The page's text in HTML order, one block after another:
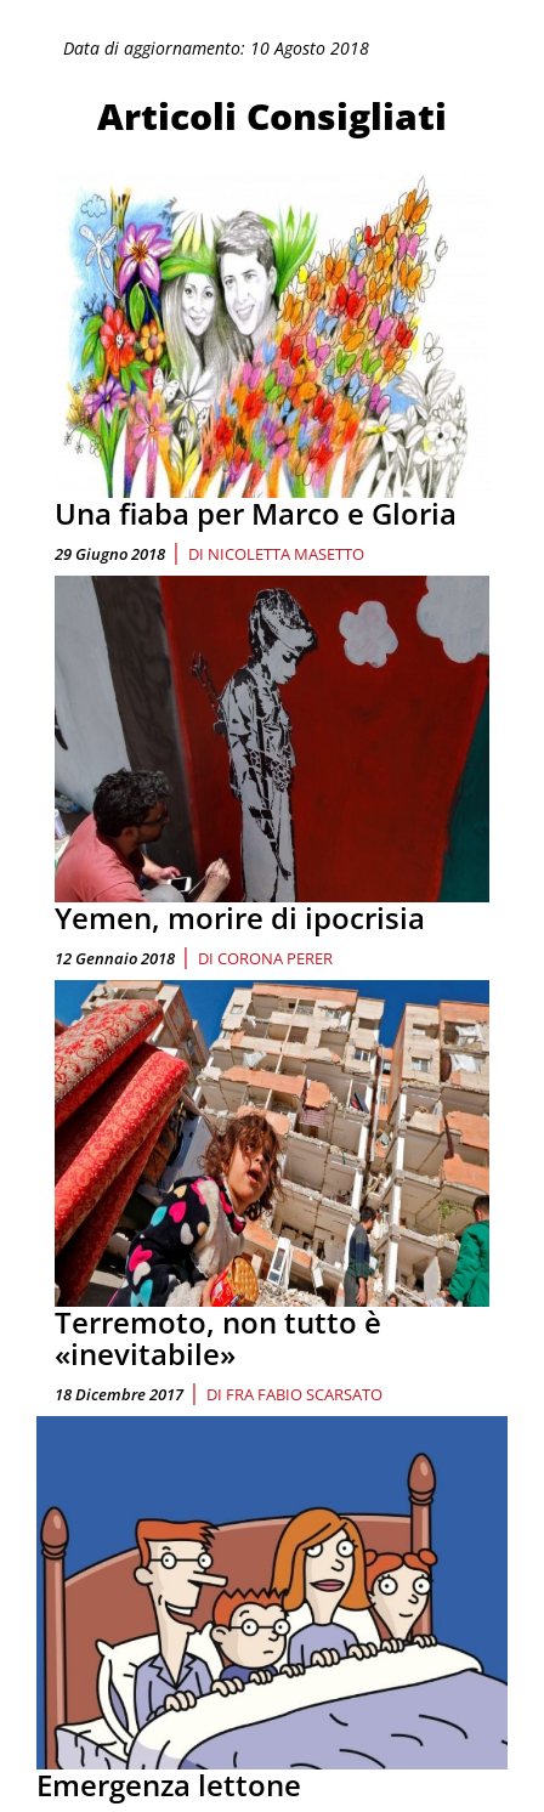
Data di aggiornamento: 10 Agosto 2018
Articoli Consigliati
Una fiaba per Marco e Gloria
29 Giugno 2018 | DI NICOLETTA MASETTO
Yemen, morire di ipocrisia
12 Gennaio 2018 | DI CORONA PERER
Terremoto, non tutto è
«inevitabile»
18 Dicembre 2017 | DI FRA FABIO SCARSATO
Emergenza lettone